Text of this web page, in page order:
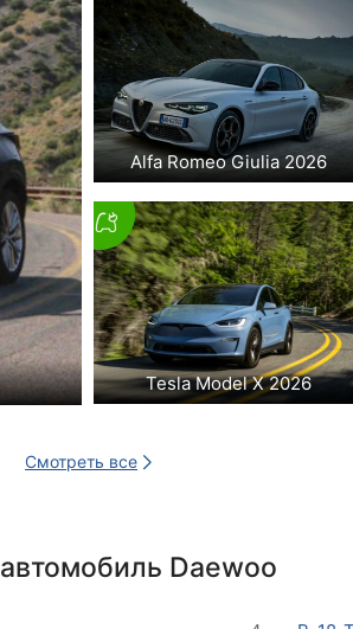
Alfa Romeo Giulia 2026
Tesla Model X 2026
Смотреть все
Daewoo